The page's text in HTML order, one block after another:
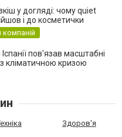
у догляді: чому quiet
і до косметички
пов'язав масштабні
кліматичною кризою
Здоров'я